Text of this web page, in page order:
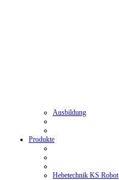
Ausbildung
Produkte
Hebetechnik KS Robot